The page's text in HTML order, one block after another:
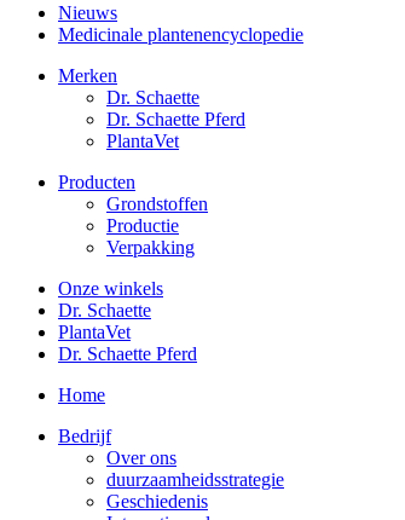
Nieuws
Medicinale plantenencyclopedie
Merken
Dr. Schaette
Dr. Schaette Pferd
PlantaVet
Producten
Grondstoffen
Productie
Verpakking
Onze winkels
Dr. Schaette
PlantaVet
Dr. Schaette Pferd
Home
Bedrijf
Over ons
duurzaamheidsstrategie
Geschiedenis